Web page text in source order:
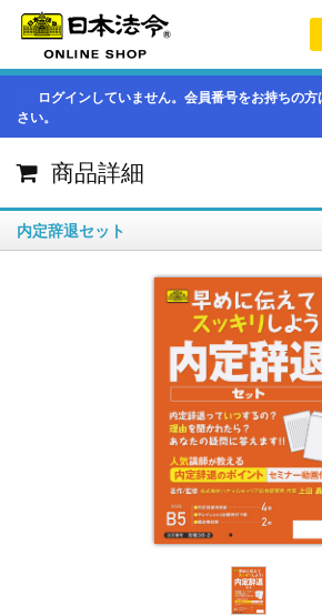
ログインしていません。会員番号をお持ちの
さい。
商品詳細
内定辞退セット